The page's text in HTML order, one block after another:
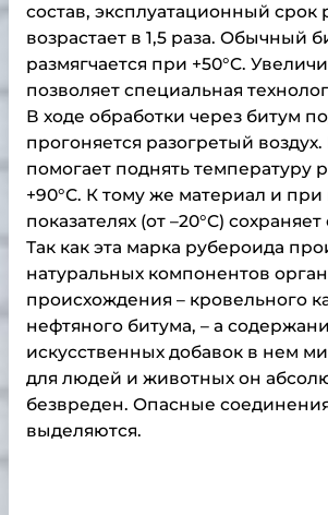
состав, эксплуатационный срок
возрастает в 1,5 раза. Обычный
размягчается при +50°C.
позволяет специальная
В ходе обработки через битум
прогоняется разогретый
помогает поднять температуру
+90°С. К тому же материал и
показателях (от –20°C)
Так как эта марка рубероида
натуральных компонентов
происхождения – кровельного
нефтяного битума, – а
искусственных добавок в нем
для людей и животных он
безвреден. Опасные
выделяются.